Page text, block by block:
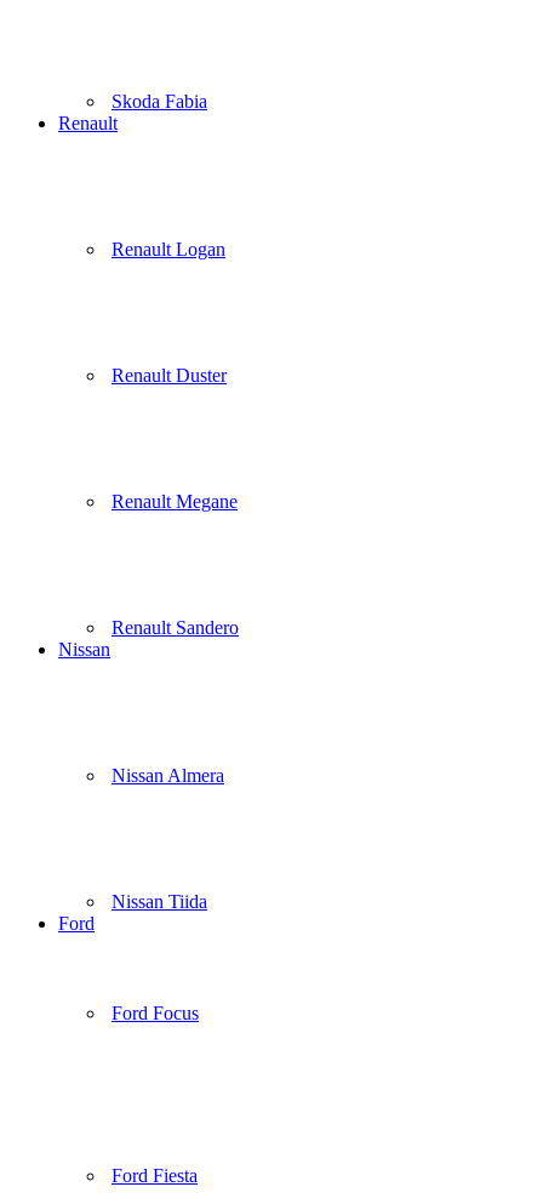
Skoda Fabia
Renault
Renault Logan
Renault Duster
Renault Megane
Renault Sandero
Nissan
Nissan Almera
Nissan Tiida
Ford
Ford Focus
Ford Fiesta